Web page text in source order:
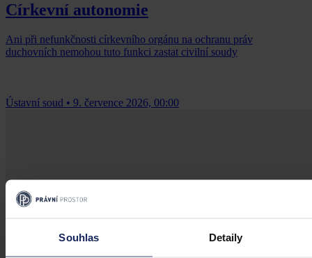
Souhlas Detaily
Církevní autonomie
Ani při nefunkčnosti církevního orgánu na ochranu práv
duchovních nemohou tuto funkci zastat civilní soudy
Ústavní soud • 9. července 2026, 00:00